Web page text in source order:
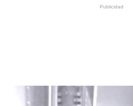
NECROLÓGICAS